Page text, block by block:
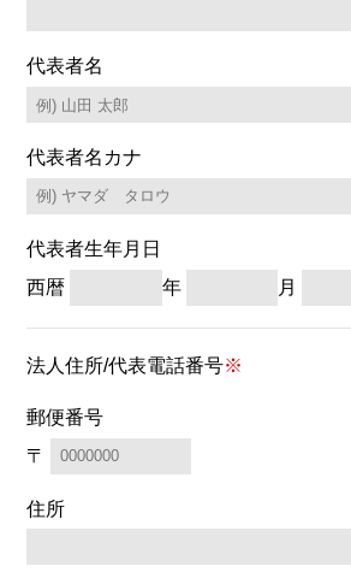
代表者名
代表者名カナ
代表者生年月日
西暦
年 月
法人住所/代表電話番号※
郵便番号
〒
住所